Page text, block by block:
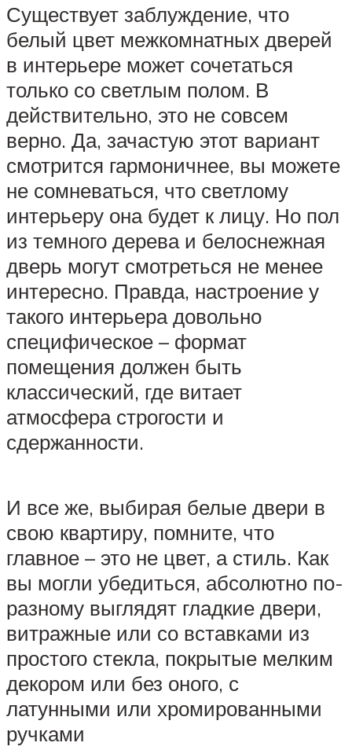
Существует заблуждение, что
белый цвет межкомнатных дверей
в интерьере может сочетаться
только со светлым полом. В
действительно, это не совсем
верно. Да, зачастую этот вариант
смотрится гармоничнее, вы можете
не сомневаться, что светлому
интерьеру она будет к лицу. Но пол
из темного дерева и белоснежная
дверь могут смотреться не менее
интересно. Правда, настроение у
такого интерьера довольно
специфическое – формат
помещения должен быть
классический, где витает
атмосфера строгости и
сдержанности.
И все же, выбирая белые двери в
свою квартиру, помните, что
главное – это не цвет, а стиль. Как
вы могли убедиться, абсолютно по-
разному выглядят гладкие двери,
витражные или со вставками из
простого стекла, покрытые мелким
декором или без оного, с
латунными или хромированными
ручками